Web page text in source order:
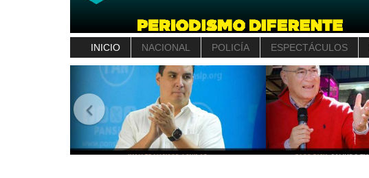
INICIO NACIONAL POLICÍA ESPECTÁCULOS